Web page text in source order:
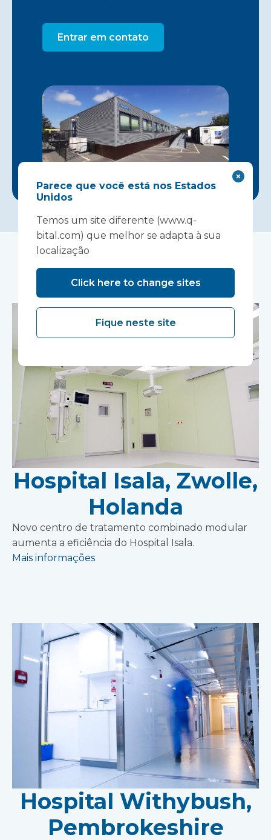
Entrar em contato
Estudos de caso
Hospital Isala, Zwolle,
Holanda
Novo centro de tratamento combinado modular
aumenta a eficiência do Hospital Isala.
Mais informações
Hospital Withybush,
Pembrokeshire
Parece que você está nos Estados
Unidos
Temos um site diferente (www.q-
bital.com) que melhor se adapta à sua
localização
Click here to change sites
Fique neste site